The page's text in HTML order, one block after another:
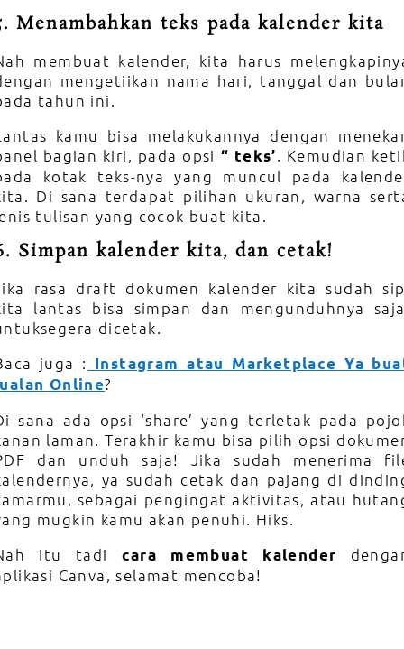
Menambahkan teks pada kalender kita
membuat kalender, kita harus
mengetiikan nama hari, tanggal dan
tahun ini.
kamu bisa melakukannya dengan
bagian kiri, pada opsi “ teks’. Kemudian
kotak teks-nya yang muncul pada
Di sana terdapat pilihan ukuran, warna
tulisan yang cocok buat kita.
Simpan kalender kita, dan cetak!
rasa draft dokumen kalender kita sudah
lantas bisa simpan dan mengunduhnya
dicetak.
juga : Instagram atau Marketplace Ya
Online?
sana ada opsi ‘share’ yang terletak pada
laman. Terakhir kamu bisa pilih opsi
dan unduh saja! Jika sudah menerima
ya sudah cetak dan pajang di
sebagai pengingat aktivitas, atau
mugkin kamu akan penuhi. Hiks.
itu tadi cara membuat kalender
Canva, selamat mencoba!